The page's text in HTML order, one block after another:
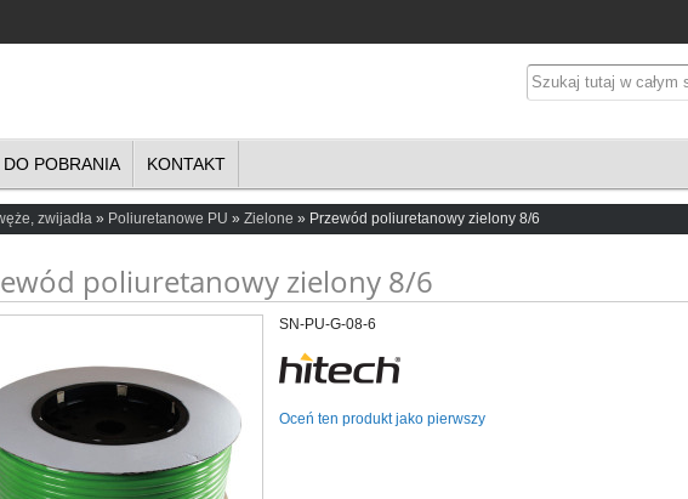
DO POBRANIA KONTAKT
zwijadła Poliuretanowe PU Zielone Przewód poliuretanowy zielony 8/6
poliuretanowy zielony 8/6
SN-PU-G-08-6
Oceń ten produkt jako pierwszy